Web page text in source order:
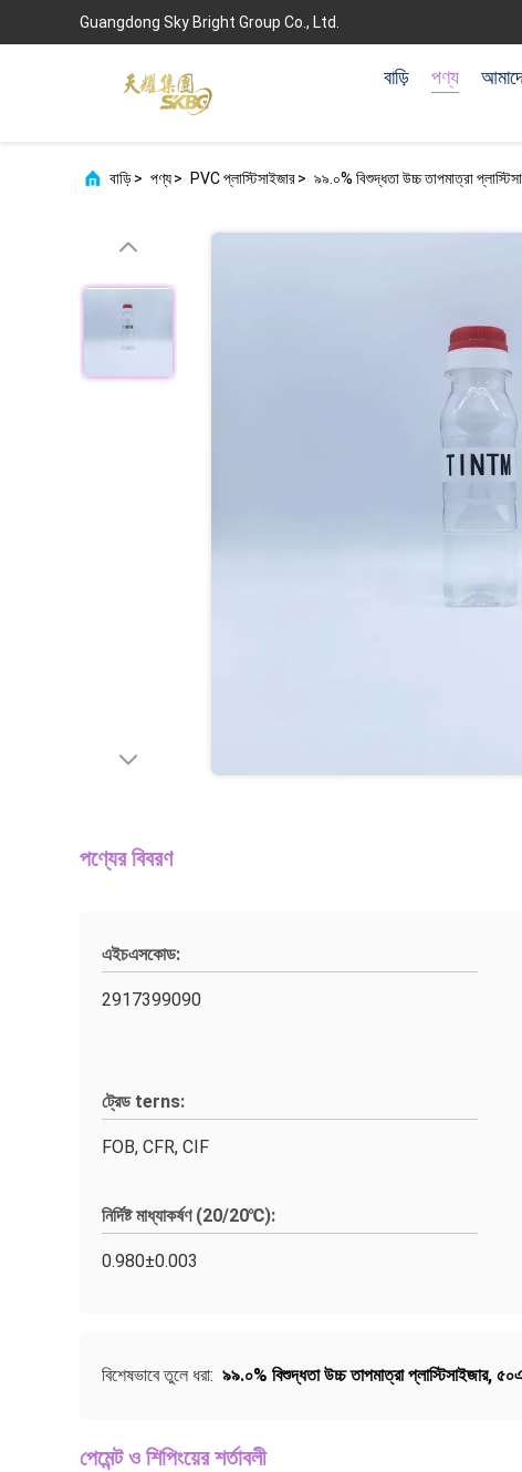
Guangdong Sky Bright Group Co., Ltd.
বাড়ি পণ্য
বাড়ি> পণ্য> PVC প্লাস্টিসাইজার> ৯৯.০% বিশুদ্ধতা উচ্চ তাপমাত্রা
পণ্যের বিবরণ
এইচএসকোড:
2917399090
ট্রেড terns:
FOB, CFR, CIF
নির্দিষ্ট মাধ্যাকর্ষণ (20/20℃):
0.980±0.003
বিশেষভাবে তুলে ধরা: ৯৯.০% বিশুদ্ধতা উচ্চ তাপমাত্রা প্লাস্টিসাইজার,
পেমেন্ট ও শিপিংয়ের শর্তাবলী